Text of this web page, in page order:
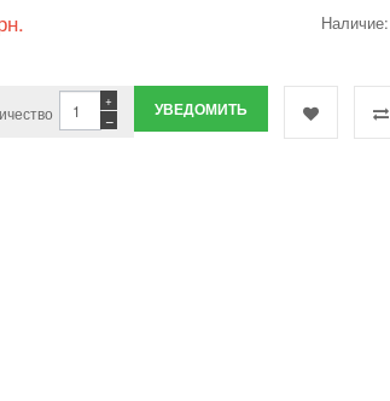
Наличие:
−
+ УВЕДОМИТЬ